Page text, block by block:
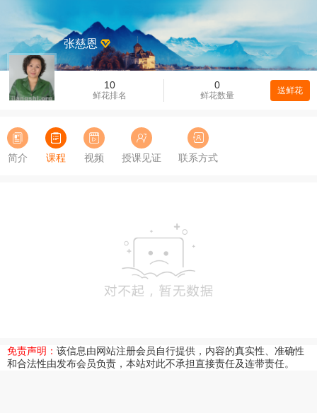
10
鲜花排名
0
鲜花数量 送鲜花
张慈恩
简介 课程 视频 授课见证 联系方式
免责声明： 该信息由网站注册会员自行提供，内容的真实性、准确性
和合法性由发布会员负责，本站对此不承担直接责任及连带责任。